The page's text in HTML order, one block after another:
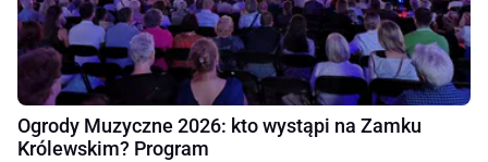
Ogrody Muzyczne 2026: kto wystąpi na Zamku
Królewskim? Program